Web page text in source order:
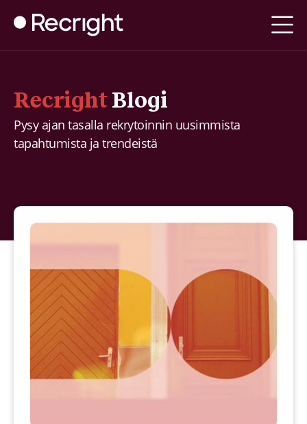
Recright Blogi
Pysy ajan tasalla rekrytoinnin uusimmista
tapahtumista ja trendeistä